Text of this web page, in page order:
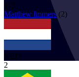
112
Matthew Immers (2)
NED
2